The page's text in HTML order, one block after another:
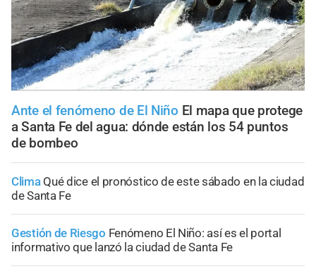
Ante el fenómeno de El Niño El mapa que protege
a Santa Fe del agua: dónde están los 54 puntos
de bombeo
Clima Qué dice el pronóstico de este sábado en la ciudad
de Santa Fe
Gestión de Riesgo Fenómeno El Niño: así es el portal
informativo que lanzó la ciudad de Santa Fe